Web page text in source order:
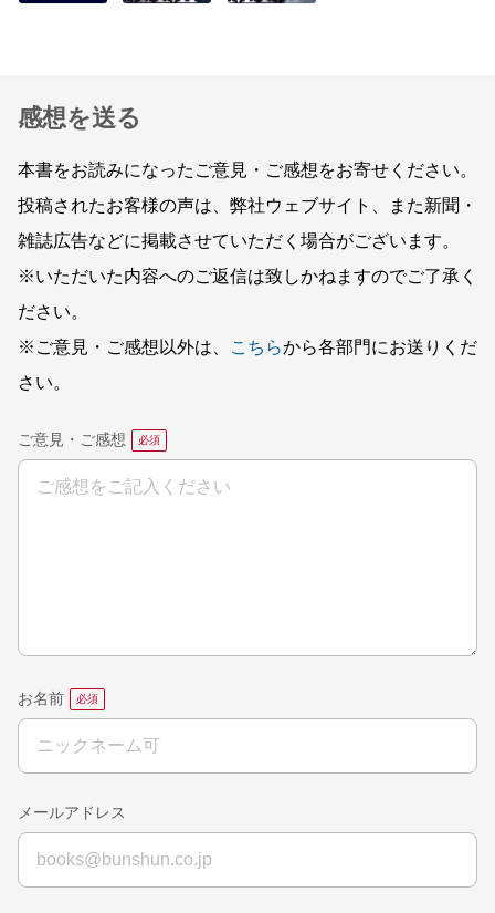
感想を送る
本書をお読みになったご意見・ご感想をお寄せください。
投稿されたお客様の声は、弊社ウェブサイト、また新聞・
雑誌広告などに掲載させていただく場合がございます。
※いただいた内容へのご返信は致しかねますのでご了承く
ださい。
※ご意見・ご感想以外は、
こちらから各部門にお送りくだ
さい。
ご意見・ご感想
お名前
メールアドレス